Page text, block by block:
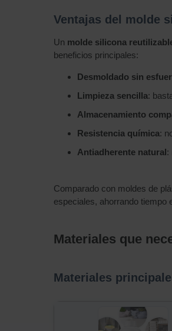
Ventajas del molde
Un molde silicona
beneficios principales:
Desmoldado sin
Limpieza sencilla:
Almacenamiento
Resistencia química:
Antiadherente natural:
Comparado con moldes de
especiales, ahorrando tiempo
Materiales que
Materiales